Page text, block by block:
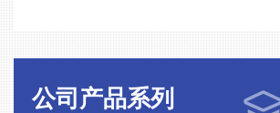
公司产品系列